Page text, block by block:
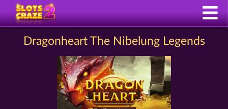
Dragonheart The Nibelung Legends